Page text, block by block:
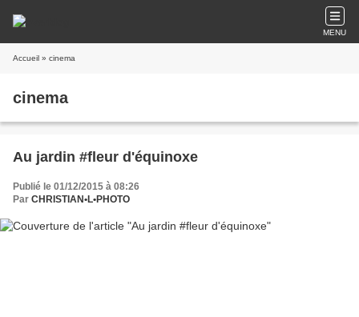
MENU
Accueil » cinema
cinema
Au jardin #fleur d'équinoxe
Publié le 01/12/2015 à 08:26
Par CHRISTIAN•L•PHOTO